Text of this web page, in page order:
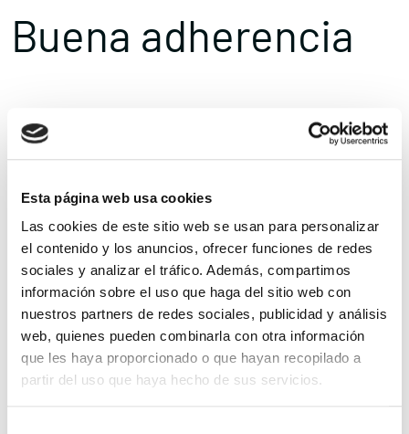
Esta página web usa cookies
Las cookies de este sitio web se usan para personalizar
el contenido y los anuncios, ofrecer funciones de redes
sociales y analizar el tráfico. Además, compartimos
información sobre el uso que haga del sitio web con
nuestros partners de redes sociales, publicidad y análisis
web, quienes pueden combinarla con otra información
que les haya proporcionado o que hayan recopilado a
partir del uso que haya hecho de sus servicios.
Buena adherencia
tipo de tratamiento por parte de los pacientes. El
85% de los
fórmulas oligoméricas sin fibra es buena o muy buena,
especialmente cuando el seguimiento se realiza desde unidades
especializadas de nutrición clínica.
Para Pedro De Pablos, jefe del servicio de Endocrinología y
Nutrición del hospital canario, este dato reviste especial
importancia, ya que mantener el tratamiento nutricional a lo